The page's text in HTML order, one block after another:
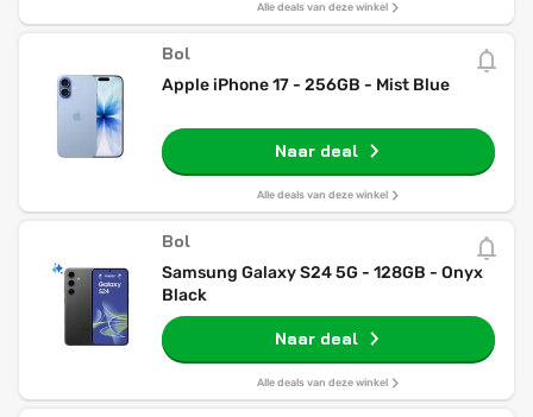
Alle deals van deze winkel
Bol
Apple iPhone 17 - 256GB - Mist Blue
Naar deal
Alle deals van deze winkel
Bol
Samsung Galaxy S24 5G - 128GB - Onyx
Black
Naar deal
Alle deals van deze winkel